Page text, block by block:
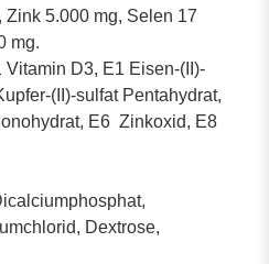
5.000 mg, Selen 17
mg.
D3, E1 Eisen-(II)-
(II)-sulfat Pentahydrat,
E6 Zinkoxid, E8
Dextrose,